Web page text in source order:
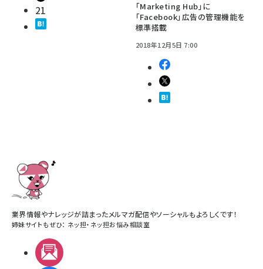
21
「Marketing Hub」に
「Facebook」広告の管理機能を
標準搭載
2018年12月5日 7:00
業界情報やナレッジが詰まったメルマガ配信やソーシャルもよろしくです！
姉妹サイトもぜひ： ネッ担・ ネッ担お悩み相談室